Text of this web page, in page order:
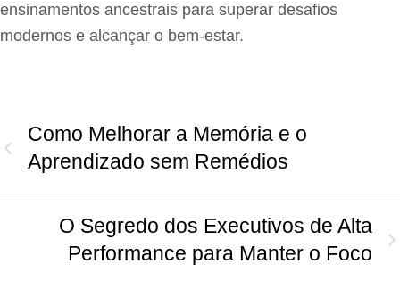
ensinamentos ancestrais para superar desafios
modernos e alcançar o bem-estar.
Como Melhorar a Memória e o
Aprendizado sem Remédios
O Segredo dos Executivos de Alta
Performance para Manter o Foco